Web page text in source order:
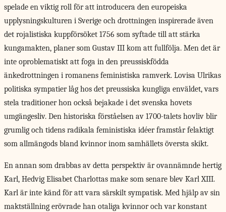
spelade en viktig roll för att introducera den europeiska
upplysningskulturen i Sverige och drottningen inspirerade även
det rojalistiska kuppförsöket 1756 som syftade till att stärka
kungamakten, planer som Gustav III kom att fullfölja. Men det är
inte oproblematiskt att foga in den preussiskfödda
änkedrottningen i romanens feministiska ramverk. Lovisa Ulrikas
politiska sympatier låg hos det preussiska kungliga enväldet, vars
stela traditioner hon också bejakade i det svenska hovets
umgängesliv. Den historiska förståelsen av 1700-talets hovliv blir
grumlig och tidens radikala feministiska idéer framstår felaktigt
som allmängods bland kvinnor inom samhällets översta skikt.
En annan som drabbas av detta perspektiv är ovannämnde hertig
Karl, Hedvig Elisabet Charlottas make som senare blev Karl XIII.
Karl är inte känd för att vara särskilt sympatisk. Med hjälp av sin
maktställning erövrade han otaliga kvinnor och var konstant